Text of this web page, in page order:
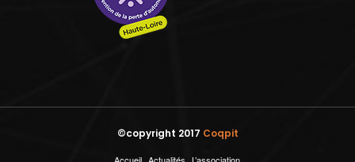
©copyright 2017 Coqpit